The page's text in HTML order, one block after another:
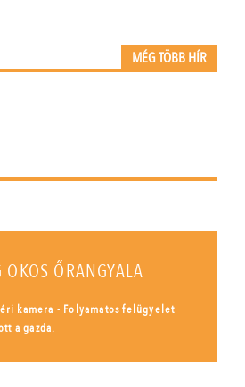
MÉG TÖBB HÍR
OKOS ŐRANGYALA
kamera - Folyamatos felügyelet
a gazda.